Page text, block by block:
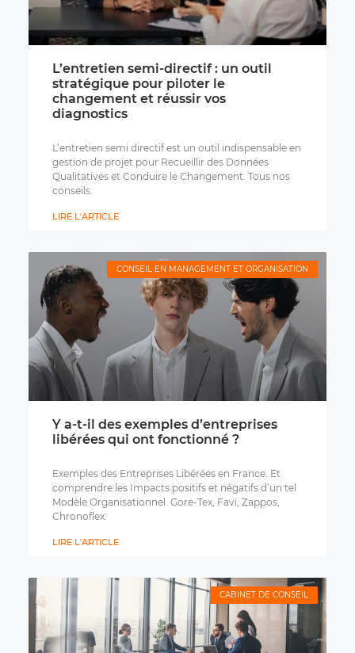
L’entretien semi-directif : un outil
stratégique pour piloter le
changement et réussir vos
diagnostics
L’entretien semi directif est un outil indispensable en
gestion de projet pour Recueillir des Données
Qualitatives et Conduire le Changement. Tous nos
conseils.
LIRE L'ARTICLE
CONSEIL EN MANAGEMENT ET ORGANISATION
Y a-t-il des exemples d’entreprises
libérées qui ont fonctionné ?
Exemples des Entreprises Libérées en France. Et
comprendre les Impacts positifs et négatifs d’un tel
Modèle Organisationnel. Gore-Tex, Favi, Zappos,
Chronoflex.
LIRE L'ARTICLE
CABINET DE CONSEIL